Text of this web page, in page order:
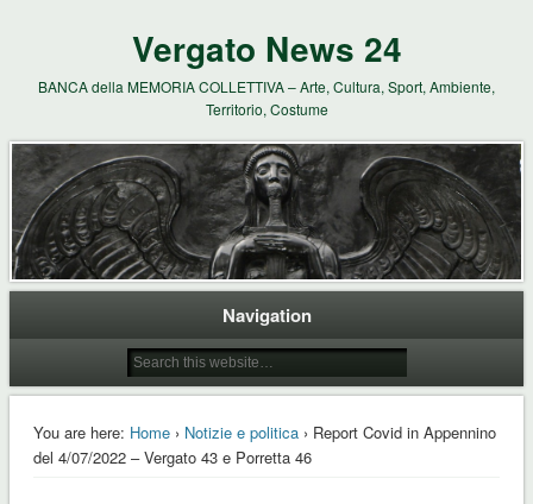
Vergato News 24
BANCA della MEMORIA COLLETTIVA – Arte, Cultura, Sport, Ambiente,
Territorio, Costume
Navigation
You are here: Home› Notizie e politica› Report Covid in Appennino
del 4/07/2022 – Vergato 43 e Porretta 46